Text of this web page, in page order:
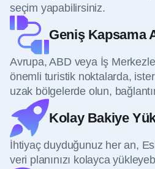
seçim yapabilirsiniz.
Geniş Kapsama
Avrupa, ABD veya İş
önemli turistik noktalarda,
uzak bölgelerde olun,
Kolay Bakiye
İhtiyaç duyduğunuz her an,
veri planınızı kolayca